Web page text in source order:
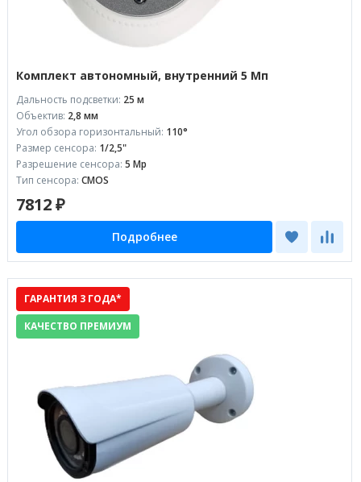
Комплект автономный, внутренний 5 Мп
Дальность подсветки: 25 м
Объектив: 2,8 мм
Угол обзора горизонтальный: 110°
Размер сенсора: 1/2,5"
Разрешение сенсора: 5 Mp
Тип сенсора: CMOS
7812 ₽
Подробнее
ГАРАНТИЯ 3 ГОДА*
КАЧЕСТВО ПРЕМИУМ